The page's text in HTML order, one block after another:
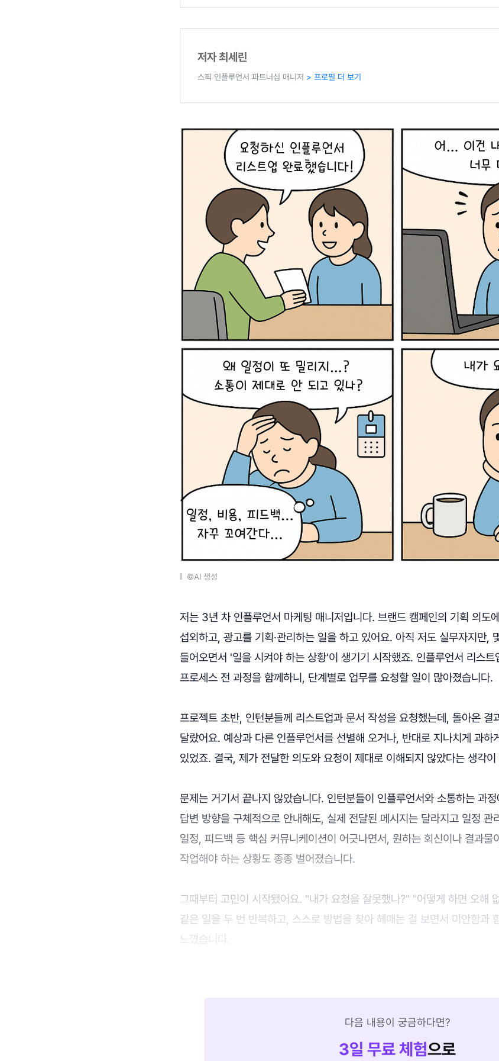
저자 최세린
스픽 인플루언서 파트너십 매니저 > 프로필 더 보기
©AI 생성
저는 3년 차 인플루언서 마케팅 매니저입니다. 브랜드 캠페인의 기획 의도
섭외하고, 광고를 기획·관리하는 일을 하고 있어요. 아직 저도 실무자지만,
들어오면서 '일을 시켜야 하는 상황'이 생기기 시작했죠. 인플루언서 리스트
프로세스 전 과정을 함께하니, 단계별로 업무를 요청할 일이 많아졌습니다.
프로젝트 초반, 인턴분들께 리스트업과 문서 작성을 요청했는데, 돌아온 결
달랐어요. 예상과 다른 인플루언서를 선별해 오거나, 반대로 지나치게 과하
있었죠. 결국, 제가 전달한 의도와 요청이 제대로 이해되지 않았다는 생각
문제는 거기서 끝나지 않았습니다. 인턴분들이 인플루언서와 소통하는 과
답변 방향을 구체적으로 안내해도, 실제 전달된 메시지는 달라지고 일정 관
일정, 피드백 등 핵심 커뮤니케이션이 어긋나면서, 원하는 회신이나 결과물
작업해야 하는 상황도 종종 벌어졌습니다.
그때부터 고민이 시작됐어요. "내가 요청을 잘못했나?" "어떻게 하면 오해
같은 일을 두 번 반복하고, 스스로 방법을 찾아 헤매는 걸 보면서 미안함과
느꼈습니다.
다음 내용이 궁금하다면?
3일 무료 체험으로